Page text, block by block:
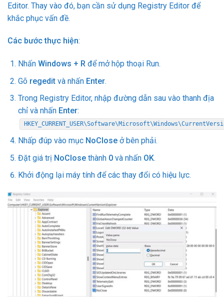
Editor. Thay vào đó, bạn cần sử dụng Registry Editor để
khắc phục vấn đề.
Các bước thực hiện:
Nhấn Windows + Rđể mở hộp thoại Run.
Gõ regeditvà nhấn Enter.
Trong Registry Editor, nhập đường dẫn sau vào thanh địa
chỉ và nhấn Enter:
Nhấp đúp vào mục NoCloseở bên phải.
Đặt giá trị NoClosethành 0và nhấn OK.
Khởi động lại máy tính để các thay đổi có hiệu lực.